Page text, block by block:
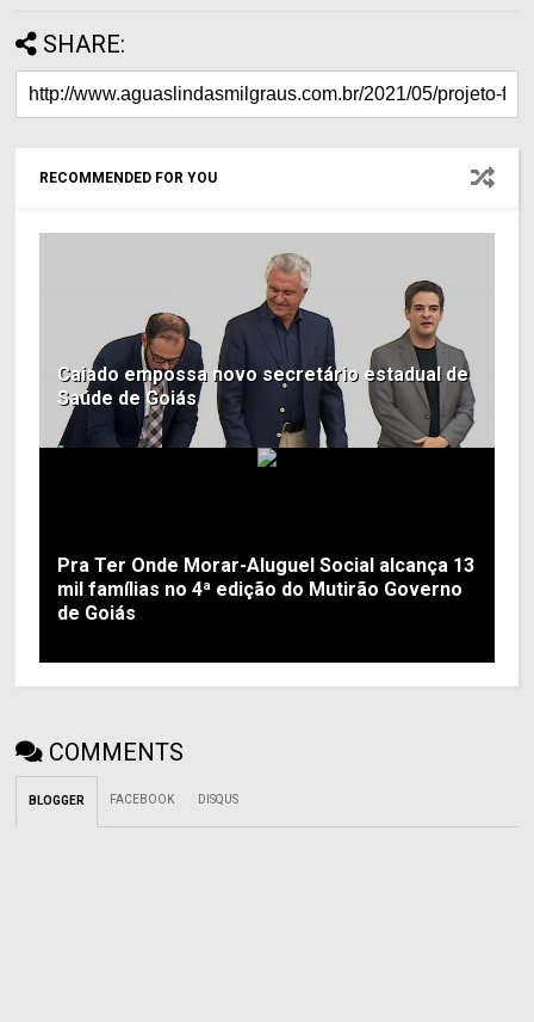
SHARE:
RECOMMENDED FOR YOU
Caiado empossa novo secretário estadual de
Saúde de Goiás
Pra Ter Onde Morar-Aluguel Social alcança 13
mil famílias no 4ª edição do Mutirão Governo
de Goiás
COMMENTS
BLOGGER FACEBOOK DISQUS